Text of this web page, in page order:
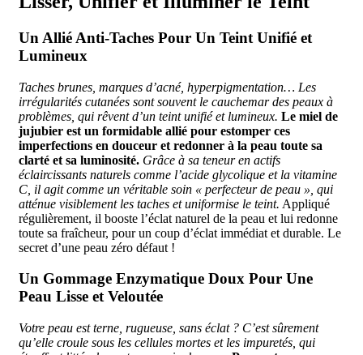
Un Allié Anti-Taches Pour Un Teint Unifié et
Lumineux
Taches brunes, marques d’acné, hyperpigmentation… Les
irrégularités cutanées sont souvent le cauchemar des peaux à
problèmes, qui rêvent d’un teint unifié et lumineux. Le miel de
jujubier est un formidable allié pour estomper ces
imperfections en douceur et redonner à la peau toute sa
clarté et sa luminosité. Grâce à sa teneur en actifs
éclaircissants naturels comme l’acide glycolique et la vitamine
C, il agit comme un véritable soin « perfecteur de peau », qui
atténue visiblement les taches et uniformise le teint. Appliqué
régulièrement, il booste l’éclat naturel de la peau et lui redonne
toute sa fraîcheur, pour un coup d’éclat immédiat et durable. Le
secret d’une peau zéro défaut !
Un Gommage Enzymatique Doux Pour Une
Peau Lisse et Veloutée
Votre peau est terne, rugueuse, sans éclat ? C’est sûrement
qu’elle croule sous les cellules mortes et les impuretés, qui